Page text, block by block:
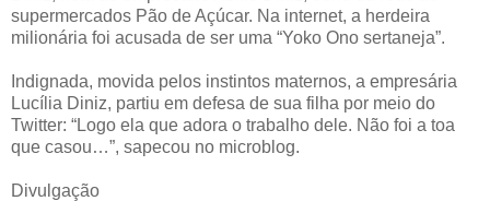
supermercados Pão de Açúcar. Na internet, a herdeira
milionária foi acusada de ser uma “Yoko Ono sertaneja”.
Indignada, movida pelos instintos maternos, a empresária
Lucília Diniz, partiu em defesa de sua filha por meio do
Twitter: “Logo ela que adora o trabalho dele. Não foi a toa
que casou…”, sapecou no microblog.
Divulgação